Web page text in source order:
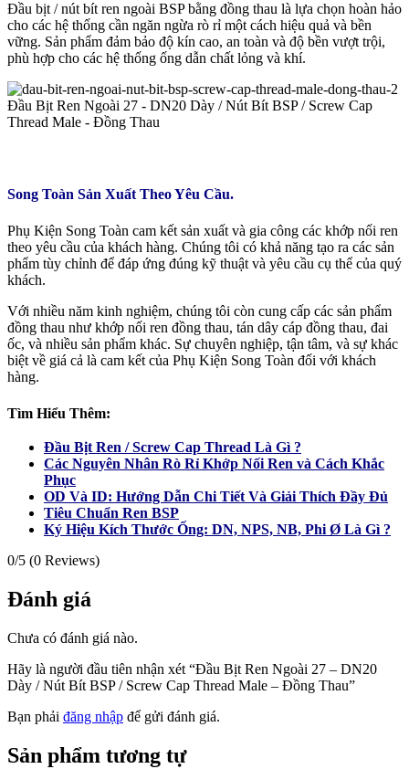
Đầu bịt / nút bít ren ngoài BSP bằng đồng thau là lựa chọn hoàn hảo
cho các hệ thống cần ngăn ngừa rò rỉ một cách hiệu quả và bền
vững. Sản phẩm đảm bảo độ kín cao, an toàn và độ bền vượt trội,
phù hợp cho các hệ thống ống dẫn chất lỏng và khí.
Song Toàn Sản Xuất Theo Yêu Cầu.
Phụ Kiện Song Toàn cam kết sản xuất và gia công các khớp nối ren
theo yêu cầu của khách hàng. Chúng tôi có khả năng tạo ra các sản
phẩm tùy chỉnh để đáp ứng đúng kỹ thuật và yêu cầu cụ thể của quý
khách.
Với nhiều năm kinh nghiệm, chúng tôi còn cung cấp các sản phẩm
đồng thau như khớp nối ren đồng thau, tán dây cáp đồng thau, đai
ốc, và nhiều sản phẩm khác. Sự chuyên nghiệp, tận tâm, và sự khác
biệt về giá cả là cam kết của Phụ Kiện Song Toàn đối với khách
hàng.
Tìm Hiểu Thêm:
Đầu Bịt Ren / Screw Cap Thread Là Gì ?
Các Nguyên Nhân Rò Rỉ Khớp Nối Ren và Cách Khắc
Phục
OD Và ID: Hướng Dẫn Chi Tiết Và Giải Thích Đầy Đủ
Tiêu Chuẩn Ren BSP
Ký Hiệu Kích Thước Ống: DN, NPS, NB, Phi Ø Là Gì ?
0/5 (0 Reviews)
Đánh giá
Chưa có đánh giá nào.
Hãy là người đầu tiên nhận xét “Đầu Bịt Ren Ngoài 27 – DN20
Dày / Nút Bít BSP / Screw Cap Thread Male – Đồng Thau”
Bạn phải đăng nhập để gửi đánh giá.
Sản phẩm tương tự